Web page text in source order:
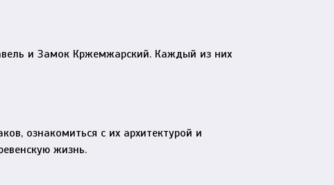
и Замок Кржемжарский. Каждый из них
ознакомиться с их архитектурой и
жизнь.